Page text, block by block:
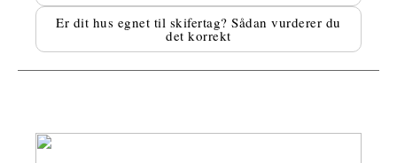
Er dit hus egnet til skifertag? Sådan vurderer du
det korrekt